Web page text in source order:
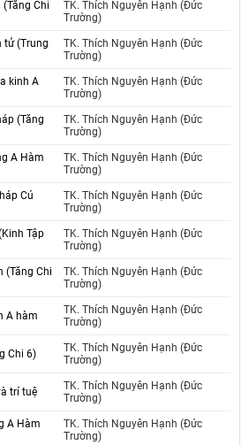
Chi
TK. Thích Nguyên Hạnh (Đức
Trường)
tử (Trung
TK. Thích Nguyên Hạnh (Đức
Trường)
kinh A
TK. Thích Nguyên Hạnh (Đức
Trường)
(Tăng
TK. Thích Nguyên Hạnh (Đức
Trường)
A Hàm
TK. Thích Nguyên Hạnh (Đức
Trường)
Cú
TK. Thích Nguyên Hạnh (Đức
Trường)
Tập
TK. Thích Nguyên Hạnh (Đức
Trường)
(Tăng Chi
TK. Thích Nguyên Hạnh (Đức
Trường)
A hàm
TK. Thích Nguyên Hạnh (Đức
Trường)
Chi 6)
TK. Thích Nguyên Hạnh (Đức
Trường)
trí tuệ
TK. Thích Nguyên Hạnh (Đức
Trường)
A Hàm
TK. Thích Nguyên Hạnh (Đức
Trường)